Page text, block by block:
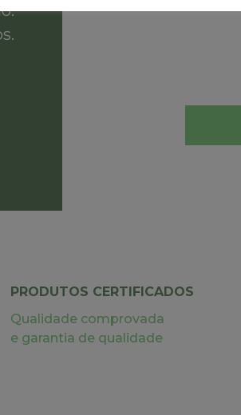
PRODUTOS CERTIFICADOS
Qualidade comprovada
e garantia de qualidade